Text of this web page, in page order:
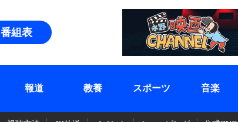
番組表
報道 教養 スポーツ 音楽